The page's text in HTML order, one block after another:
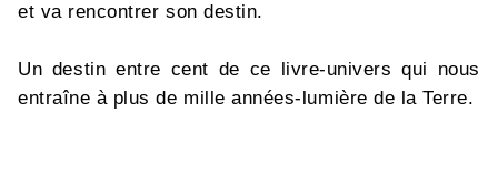
et va rencontrer son destin.
Un destin entre cent de ce livre-univers qui nous
entraîne à plus de mille années-lumière de la Terre.